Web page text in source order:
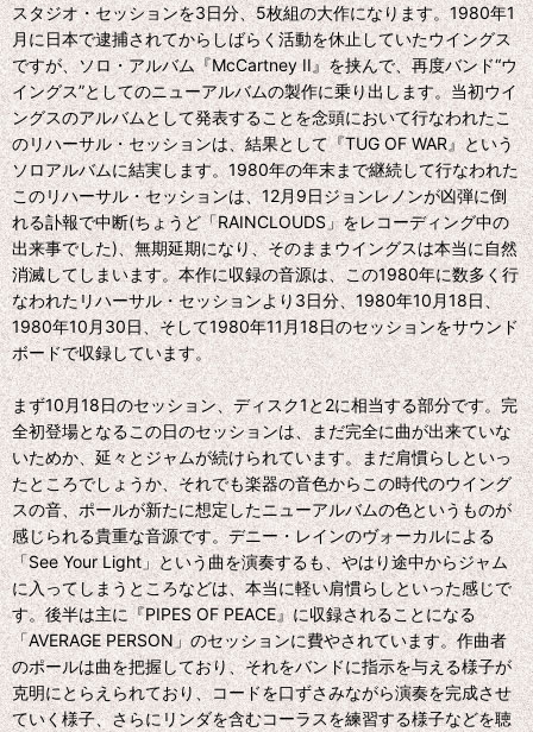
スタジオ・セッションを3日分、5枚組の大作になります。1980年1
月に日本で逮捕されてからしばらく活動を休止していたウイングス
ですが、ソロ・アルバム『McCartney II』を挟んで、再度バンド“ウ
イングス”としてのニューアルバムの製作に乗り出します。当初ウイ
ングスのアルバムとして発表することを念頭において行なわれたこ
のリハーサル・セッションは、結果として『TUG OF WAR』という
ソロアルバムに結実します。1980年の年末まで継続して行なわれた
このリハーサル・セッションは、12月9日ジョンレノンが凶弾に倒
れる訃報で中断(ちょうど「RAINCLOUDS」をレコーディング中の
出来事でした)、無期延期になり、そのままウイングスは本当に自然
消滅してしまいます。本作に収録の音源は、この1980年に数多く行
なわれたリハーサル・セッションより3日分、1980年10月18日、
1980年10月30日、そして1980年11月18日のセッションをサウンド
ボードで収録しています。
まず10月18日のセッション、ディスク1と2に相当する部分です。完
全初登場となるこの日のセッションは、まだ完全に曲が出来ていな
いためか、延々とジャムが続けられています。まだ肩慣らしといっ
たところでしょうか、それでも楽器の音色からこの時代のウイング
スの音、ポールが新たに想定したニューアルバムの色というものが
感じられる貴重な音源です。デニー・レインのヴォーカルによる
「See Your Light」という曲を演奏するも、やはり途中からジャム
に入ってしまうところなどは、本当に軽い肩慣らしといった感じで
す。後半は主に『PIPES OF PEACE』に収録されることになる
「AVERAGE PERSON」のセッションに費やされています。作曲者
のポールは曲を把握しており、それをバンドに指示を与える様子が
克明にとらえられており、コードを口ずさみながら演奏を完成させ
ていく様子、さらにリンダを含むコーラスを練習する様子などを聴